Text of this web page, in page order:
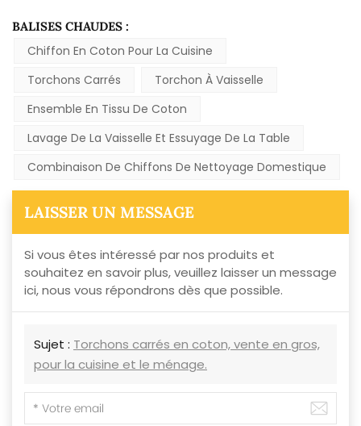
BALISES CHAUDES :
Chiffon En Coton Pour La Cuisine
Torchons Carrés
Torchon À Vaisselle
Ensemble En Tissu De Coton
Lavage De La Vaisselle Et Essuyage De La Table
Combinaison De Chiffons De Nettoyage Domestique
LAISSER UN MESSAGE
Si vous êtes intéressé par nos produits et
souhaitez en savoir plus, veuillez laisser un message
ici, nous vous répondrons dès que possible.
Sujet : Torchons carrés en coton, vente en gros,
pour la cuisine et le ménage.